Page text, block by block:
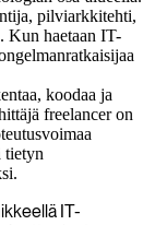
pilviarkkitehti,
Kun haetaan IT-
koodaa ja
freelancer on
tietyn
IT-